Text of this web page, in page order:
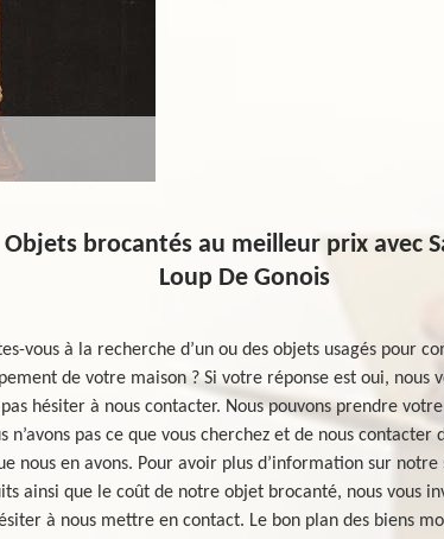
Objets brocantés au meilleur prix avec
Loup De Gonois
vous à la recherche d’un ou des objets usagés pour
de votre maison ? Si votre réponse est oui, nous
hésiter à nous contacter. Nous pouvons prendre
n’avons pas ce que vous cherchez et de nous contacter
nous en avons. Pour avoir plus d’information sur notre
ainsi que le coût de notre objet brocanté, nous vous
à nous mettre en contact. Le bon plan des biens